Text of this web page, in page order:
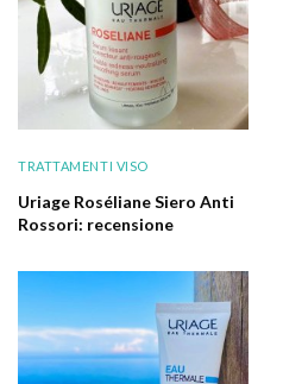
TRATTAMENTI VISO
Uriage Roséliane Siero Anti
Rossori: recensione